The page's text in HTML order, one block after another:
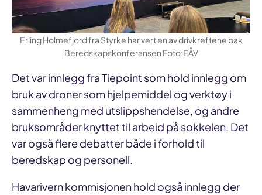
Erling Holmefjord fra Styrke har vert en av drivkreftene bak
Beredskapskonferansen Foto:EÅV
Det var innlegg fra Tiepoint som hold innlegg om
bruk av droner som hjelpemiddel og verktøy i
sammenheng med utslippshendelse, og andre
bruksområder knyttet til arbeid på sokkelen. Det
var også flere debatter både i forhold til
beredskap og personell.
Havarivern kommisjonen hold også innlegg der